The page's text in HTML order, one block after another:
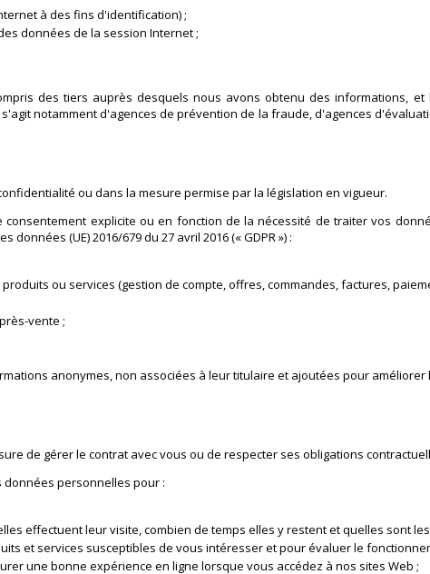
à des fins d'identification) ;
données de la session Internet ;
des tiers auprès desquels nous avons obtenu des informations,
notamment d'agences de prévention de la fraude, d'agences
ou dans la mesure permise par la législation en vigueur.
explicite ou en fonction de la nécessité de traiter vos
(UE) 2016/679 du 27 avril 2016 (« GDPR ») :
ou services (gestion de compte, offres, commandes, factures,
vente ;
anonymes, non associées à leur titulaire et ajoutées pour améliorer
de gérer le contrat avec vous ou de respecter ses obligations
personnelles pour :
effectuent leur visite, combien de temps elles y restent et quelles sont
et services susceptibles de vous intéresser et pour évaluer le
une bonne expérience en ligne lorsque vous accédez à nos sites Web ;